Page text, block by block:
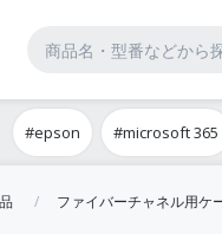
#epson #microsoft 365
ファイバーチャネル用ケ